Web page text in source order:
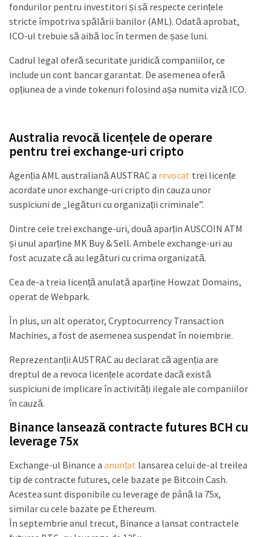
fondurilor pentru investitori și să respecte cerințele
stricte împotriva spălării banilor (AML). Odată aprobat,
ICO-ul trebuie să aibă loc în termen de șase luni.
Cadrul legal oferă securitate juridică companiilor, ce
include un cont bancar garantat. De asemenea oferă
opțiunea de a vinde tokenuri folosind așa numita viză ICO.
Australia revocă licențele de operare
pentru trei exchange-uri cripto
Agenția AML australiană AUSTRAC a revocat trei licențe
acordate unor exchange-uri cripto din cauza unor
suspiciuni de „legături cu organizații criminale”.
Dintre cele trei exchange-uri, două aparțin AUSCOIN ATM
și unul aparține MK Buy & Sell. Ambele exchange-uri au
fost acuzate că au legături cu crima organizată.
Cea de-a treia licență anulată aparține Howzat Domains,
operat de Webpark.
În plus, un alt operator, Cryptocurrency Transaction
Machines, a fost de asemenea suspendat în noiembrie.
Reprezentanții AUSTRAC au declarat că agenția are
dreptul de a revoca licențele acordate dacă există
suspiciuni de implicare în activități ilegale ale companiilor
în cauză.
Binance lansează contracte futures BCH cu
leverage 75x
Exchange-ul Binance a anunțat lansarea celui de-al treilea
tip de contracte futures, cele bazate pe Bitcoin Cash.
Acestea sunt disponibile cu leverage de până la 75x,
similar cu cele bazate pe Ethereum.
În septembrie anul trecut, Binance a lansat contractele